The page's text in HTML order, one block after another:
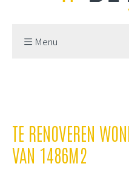
Menu
TE RENOVEREN
VAN 1486M2